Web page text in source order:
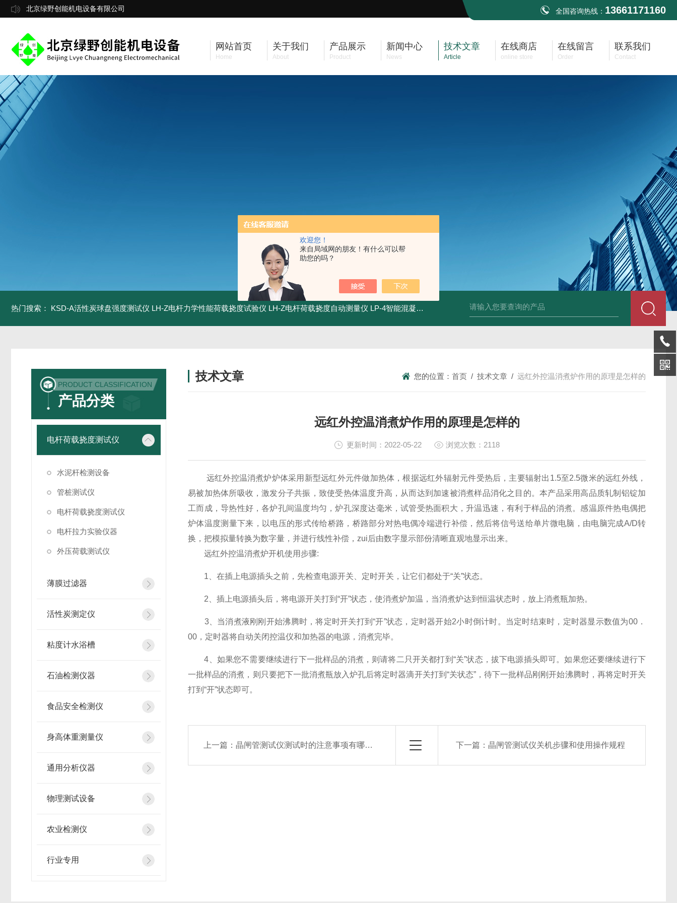
欢迎您！
来自局域网的朋友！有什么可以帮
助您的吗？
北京绿野创能机电设备有限公司 全国咨询热线： 13661171160
网站首页
Home
关于我们
About
产品展示
Product
新闻中心
News
技术文章
Article
在线商店
online store
在线留言
Order
联系我们
Contact
热门搜索： KSD-A活性炭球盘强度测试仪 LH-Z电杆力学性能荷载挠度试验仪 LH-Z电杆荷载挠度自动测量仪 LP-4智能混凝土电杆检测系统 LP-4混凝土电杆检测仪 LW-4电杆荷载挠度自动测量仪（无线
PRODUCT CLASSIFICATION
产品分类
电杆荷载挠度测试仪
水泥杆检测设备
管桩测试仪
电杆荷载挠度测试仪
电杆拉力实验仪器
外压荷载测试仪
薄膜过滤器
活性炭测定仪
粘度计水浴槽
石油检测仪器
食品安全检测仪
身高体重测量仪
通用分析仪器
物理测试设备
农业检测仪
行业专用
技术文章 您的位置： 首页 / 技术文章 / 远红外控温消煮炉作用的原理是怎样的
远红外控温消煮炉作用的原理是怎样的
更新时间：2022-05-22 浏览次数：2118
远红外控温消煮炉炉体采用新型远红外元件做加热体，根据远红外辐射元件受热后，主要辐射出1.5至2.5微米的远红外线，
易被加热体所吸收，激发分子共振，致使受热体温度升高，从而达到加速被消煮样品消化之目的。本产品采用高品质轧制铝锭加
工而成，导热性好，各炉孔间温度均匀，炉孔深度达毫米，试管受热面积大，升温迅速，有利于样品的消煮。感温原件热电偶把
炉体温度测量下来，以电压的形式传给桥路，桥路部分对热电偶冷端进行补偿，然后将信号送给单片微电脑，由电脑完成A/D转
换，把模拟量转换为数字量，并进行线性补偿，zui后由数字显示部份清晰直观地显示出来。
远红外控温消煮炉开机使用步骤:
1、在插上电源插头之前，先检查电源开关、定时开关，让它们都处于“关”状态。
2、插上电源插头后，将电源开关打到“开”状态，使消煮炉加温，当消煮炉达到恒温状态时，放上消煮瓶加热。
3、当消煮液刚刚开始沸腾时，将定时开关打到“开”状态，定时器开始2小时倒计时。当定时结束时，定时器显示数值为00．
00，定时器将自动关闭控温仪和加热器的电源，消煮完毕。
4、如果您不需要继续进行下一批样品的消煮，则请将二只开关都打到“关”状态，拔下电源插头即可。如果您还要继续进行下
一批样品的消煮，则只要把下一批消煮瓶放入炉孔后将定时器滴开关打到“关状态”，待下一批样品刚刚开始沸腾时，再将定时开关
打到“开”状态即可。
上一篇：晶闸管测试仪测试时的注意事项有哪些？ 下一篇： 晶闸管测试仪关机步骤和使用操作规程